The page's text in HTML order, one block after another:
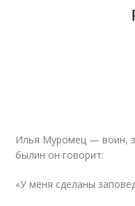
Илья Муромец — воин,
былин он говорит:
«У меня сделаны